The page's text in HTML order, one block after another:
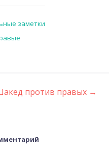
заметки
против правых →